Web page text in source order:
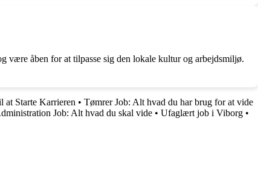
være åben for at tilpasse sig den lokale kultur og arbejdsmiljø.
at Starte Karrieren • Tømrer Job: Alt hvad du har brug for at vide
Job: Alt hvad du skal vide • Ufaglært job i Viborg •